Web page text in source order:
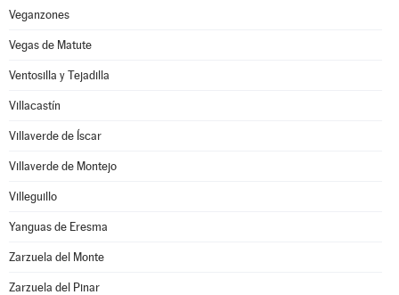
Veganzones
Vegas de Matute
Ventosilla y Tejadilla
Villacastín
Villaverde de Íscar
Villaverde de Montejo
Villeguillo
Yanguas de Eresma
Zarzuela del Monte
Zarzuela del Pinar